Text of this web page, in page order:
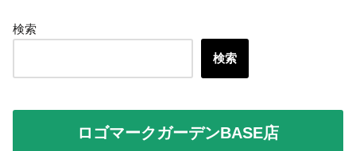
検索
検索
ロゴマークガーデンBASE店